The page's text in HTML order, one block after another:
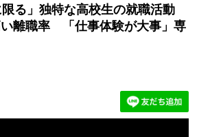
限る」独特な高校生の就職活動
離職率 「仕事体験が大事」専